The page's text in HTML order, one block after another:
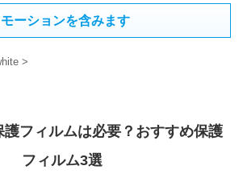
ーションを含みます
>
フィルムは必要？おすすめ保護
フィルム3選